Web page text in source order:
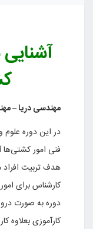
مهندسی دریا –
در این دوره علوم
فنی امور
هدف تربیت
کارشناس برای
دوره به صورت
کارآموزی